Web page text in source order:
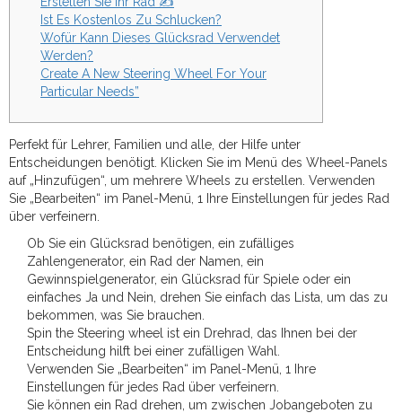
Ist Es Kostenlos Zu Schlucken?
Wofür Kann Dieses Glücksrad Verwendet
Werden?
Create A New Steering Wheel For Your
Particular Needs”
Perfekt für Lehrer, Familien und alle, der Hilfe unter
Entscheidungen benötigt. Klicken Sie im Menü des Wheel-Panels
auf „Hinzufügen“, um mehrere Wheels zu erstellen. Verwenden
Sie „Bearbeiten“ im Panel-Menü, 1 Ihre Einstellungen für jedes Rad
über verfeinern.
Ob Sie ein Glücksrad benötigen, ein zufälliges
Zahlengenerator, ein Rad der Namen, ein
Gewinnspielgenerator, ein Glücksrad für Spiele oder ein
einfaches Ja und Nein, drehen Sie einfach das Lista, um das zu
bekommen, was Sie brauchen.
Spin the Steering wheel ist ein Drehrad, das Ihnen bei der
Entscheidung hilft bei einer zufälligen Wahl.
Verwenden Sie „Bearbeiten“ im Panel-Menü, 1 Ihre
Einstellungen für jedes Rad über verfeinern.
Sie können ein Rad drehen, um zwischen Jobangeboten zu